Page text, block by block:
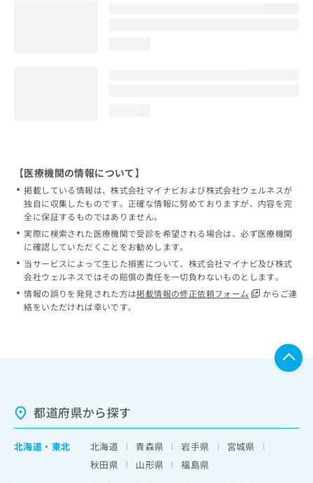
【医療機関の情報について】
掲載している情報は、株式会社マイナビおよび株式会社ウェルネスが
独自に収集したものです。正確な情報に努めておりますが、内容を完
全に保証するものではありません。
実際に検索された医療機関で受診を希望される場合は、必ず医療機関
に確認していただくことをお勧めします。
当サービスによって生じた損害について、株式会社マイナビ及び株式
会社ウェルネスではその賠償の責任を一切負わないものとします。
情報の誤りを発見された方は掲載情報の修正依頼フォーム
からご連
絡をいただければ幸いです。
都道府県から探す
北海道 ・ 東北 北海道 青森県 岩手県
宮城県
秋田県
山形県
福島県